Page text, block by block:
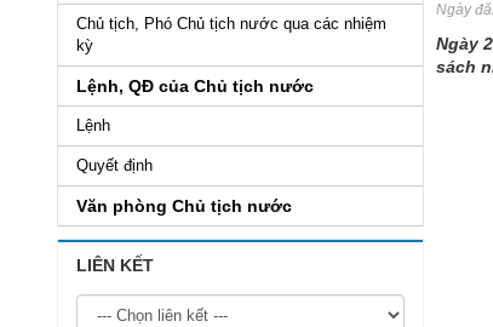
Ngày
Ngày
sách
Chủ tịch, Phó Chủ tịch nước qua các nhiệm
kỳ
Lệnh, QĐ của Chủ tịch nước
Lệnh
Quyết định
Văn phòng Chủ tịch nước
LIÊN KẾT